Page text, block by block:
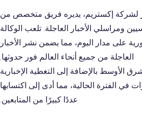
إكستريم، يديره فريق متخصص من
ومراسلي الأخبار العاجلة. تلعب الوكالة
على مدار اليوم، مما يضمن نشر الأخبار
العاجلة من جميع أنحاء العالم فور حدوثها.
الأوسط بالإضافة إلى التغطية الإخبارية
الفترة الحالية، مما أدى إلى اكتسابها
عددًا كبيرًا من المتابعين.